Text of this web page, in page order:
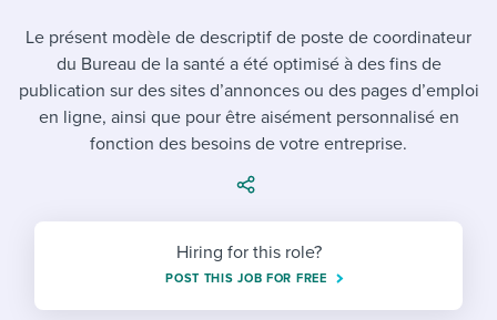
Mobilizing AI in my work
Evaluating candidates
Working together with others
Maintaining hiring pipelines
Developing & retaining people
Ensuring compliance
Job description templates
Interview question templates
Policy templates
Step-by-step tutorials
I WANT TO LEARN ABOUT...
Applying for a job
Interview process
Career development
Attend webinars & events
Workable customer stories
Explore Workable
Request a demo
Start a free trial
Le présent modèle de descriptif de poste de coordinateur
du Bureau de la santé a été optimisé à des fins de
publication sur des sites d’annonces ou des pages d’emploi
en ligne, ainsi que pour être aisément personnalisé en
fonction des besoins de votre entreprise.
Hiring for this role?
POST THIS JOB FOR FREE